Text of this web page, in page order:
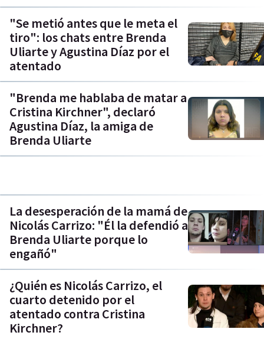
"Se metió antes que le meta el
tiro": los chats entre Brenda
Uliarte y Agustina Díaz por el
atentado
"Brenda me hablaba de matar a
Cristina Kirchner", declaró
Agustina Díaz, la amiga de
Brenda Uliarte
La desesperación de la mamá de
Nicolás Carrizo: "Él la defendió a
Brenda Uliarte porque lo
engañó"
¿Quién es Nicolás Carrizo, el
cuarto detenido por el
atentado contra Cristina
Kirchner?